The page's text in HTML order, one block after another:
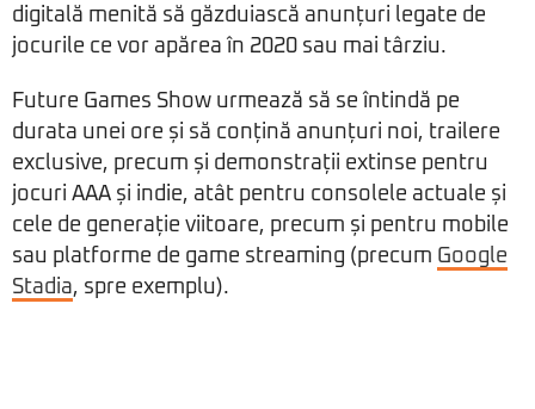
digitală menită să găzduiască anunțuri legate de
jocurile ce vor apărea în 2020 sau mai târziu.
Future Games Show urmează să se întindă pe
durata unei ore și să conțină anunțuri noi, trailere
exclusive, precum și demonstrații extinse pentru
jocuri AAA și indie, atât pentru consolele actuale și
cele de generație viitoare, precum și pentru mobile
sau platforme de game streaming (precum Google
Stadia, spre exemplu).